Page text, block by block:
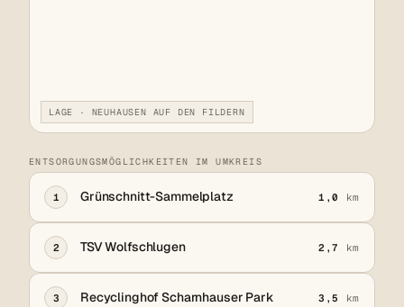
LAGE · NEUHAUSEN AUF DEN FILDERN
ENTSORGUNGSMÖGLICHKEITEN IM UMKREIS
1 Grünschnitt-Sammelplatz 1,0 km
2 TSV Wolfschlugen 2,7 km
3 Recyclinghof Scharnhauser Park 3,5 km